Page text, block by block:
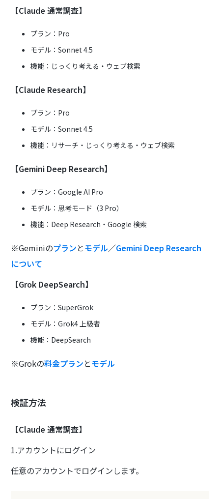
【Claude 通常調査】
プラン：Pro
モデル：Sonnet 4.5
機能：じっくり考える・ウェブ検索
【Claude Research】
プラン：Pro
モデル：Sonnet 4.5
機能：リサーチ・じっくり考える・ウェブ検索
【Gemini Deep Research】
プラン：Google AI Pro
モデル：思考モード（3 Pro）
機能：Deep Research・Google 検索
※Geminiのプランとモデル／Gemini Deep Research
について
【Grok DeepSearch】
プラン：SuperGrok
モデル：Grok4 上級者
機能：DeepSearch
※Grokの料金プランとモデル
検証方法
【Claude 通常調査】
1.アカウントにログイン
任意のアカウントでログインします。